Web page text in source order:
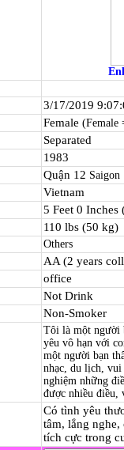
3/17/2019
Female (Female
Separated
1983
Quận 12 Saigon
Vietnam
5 Feet 0 Inches
110 lbs (50 kg)
Others
AA (2 years
office
Not Drink
Non-Smoker
Tôi là một người
yêu vô hạn với
một người bạn
nhạc, du lịch,
nghiệm những
được nhiều
Có tình yêu
tâm, lắng
tích cực trong